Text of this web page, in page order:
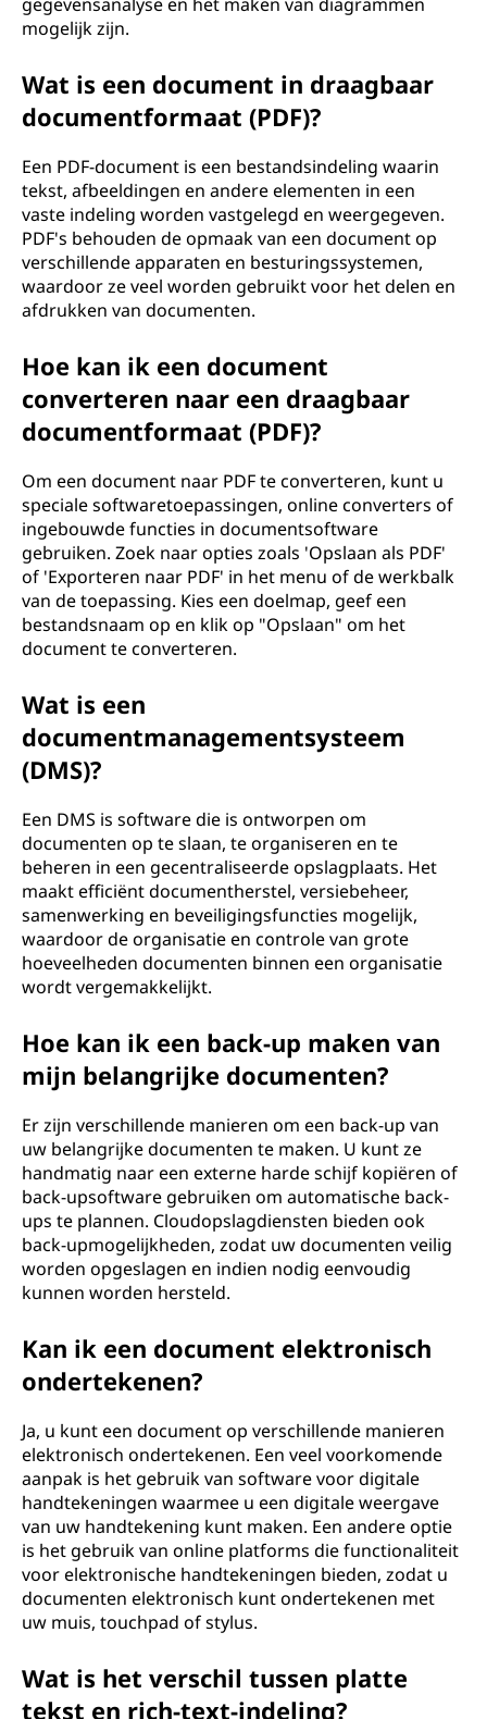
mogelijk zijn.
Wat is een document in draagbaar
documentformaat (PDF)?
Een PDF-document is een bestandsindeling waarin
tekst, afbeeldingen en andere elementen in een
vaste indeling worden vastgelegd en weergegeven.
PDF's behouden de opmaak van een document op
verschillende apparaten en besturingssystemen,
waardoor ze veel worden gebruikt voor het delen en
afdrukken van documenten.
Hoe kan ik een document
converteren naar een draagbaar
documentformaat (PDF)?
Om een document naar PDF te converteren, kunt u
speciale softwaretoepassingen, online converters of
ingebouwde functies in documentsoftware
gebruiken. Zoek naar opties zoals 'Opslaan als PDF'
of 'Exporteren naar PDF' in het menu of de werkbalk
van de toepassing. Kies een doelmap, geef een
bestandsnaam op en klik op "Opslaan" om het
document te converteren.
Wat is een
documentmanagementsysteem
(DMS)?
Een DMS is software die is ontworpen om
documenten op te slaan, te organiseren en te
beheren in een gecentraliseerde opslagplaats. Het
maakt efficiënt documentherstel, versiebeheer,
samenwerking en beveiligingsfuncties mogelijk,
waardoor de organisatie en controle van grote
hoeveelheden documenten binnen een organisatie
wordt vergemakkelijkt.
Hoe kan ik een back-up maken van
mijn belangrijke documenten?
Er zijn verschillende manieren om een back-up van
uw belangrijke documenten te maken. U kunt ze
handmatig naar een externe harde schijf kopiëren of
back-upsoftware gebruiken om automatische back-
ups te plannen. Cloudopslagdiensten bieden ook
back-upmogelijkheden, zodat uw documenten veilig
worden opgeslagen en indien nodig eenvoudig
kunnen worden hersteld.
Kan ik een document elektronisch
ondertekenen?
Ja, u kunt een document op verschillende manieren
elektronisch ondertekenen. Een veel voorkomende
aanpak is het gebruik van software voor digitale
handtekeningen waarmee u een digitale weergave
van uw handtekening kunt maken. Een andere optie
is het gebruik van online platforms die functionaliteit
voor elektronische handtekeningen bieden, zodat u
documenten elektronisch kunt ondertekenen met
uw muis, touchpad of stylus.
Wat is het verschil tussen platte
tekst en rich-text-indeling?